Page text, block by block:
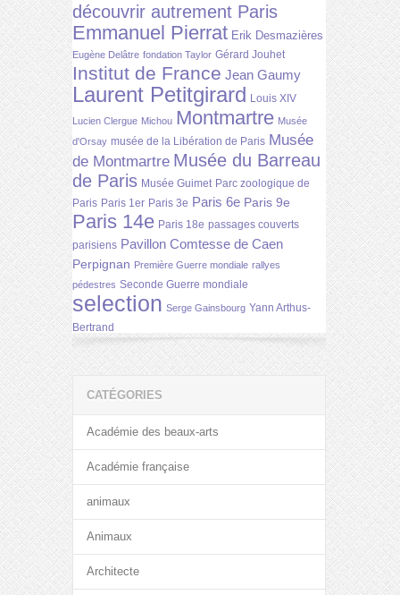
découvrir autrement Paris
Emmanuel Pierrat Erik Desmazières
Eugène Delâtre fondation Taylor Gérard Jouhet
Institut de France Jean Gaumy
Laurent Petitgirard Louis XIV
Lucien Clergue Michou Montmartre Musée
d'Orsay musée de la Libération de Paris Musée
de Montmartre Musée du Barreau
de Paris Musée Guimet Parc zoologique de
Paris Paris 1er Paris 3e Paris 6e Paris 9e
Paris 14e Paris 18e passages couverts
parisiens Pavillon Comtesse de Caen
Perpignan Première Guerre mondiale rallyes
pédestres Seconde Guerre mondiale
selection Serge Gainsbourg Yann Arthus-
Bertrand
CATÉGORIES
Académie des beaux-arts
Académie française
animaux
Animaux
Architecte